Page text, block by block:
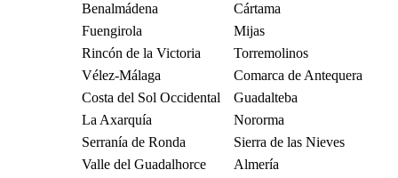
Benalmádena
Cártama
Fuengirola
Mijas
Rincón de la Victoria
Torremolinos
Vélez-Málaga
Comarca de Antequera
Costa del Sol Occidental
Guadalteba
La Axarquía
Nororma
Serranía de Ronda
Sierra de las Nieves
Valle del Guadalhorce
Almería